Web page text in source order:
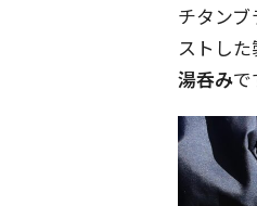
チタン
ストし
湯呑みで